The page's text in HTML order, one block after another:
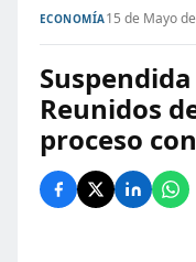
ECONOMÍA15 de Mayo
Reunidos
proceso